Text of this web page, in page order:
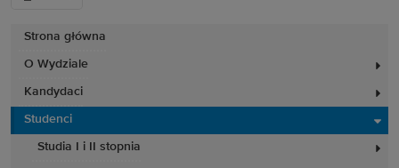
Strona główna
O Wydziale
Kandydaci
Studenci
Studia I i II stopnia